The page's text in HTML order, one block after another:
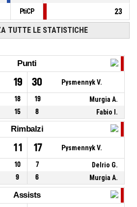
PtiCP 23
TUTTE LE STATISTICHE
Punti
19 30 Pysmennyk V.
18 19
Murgia A.
15 8 Fabio I.
Rimbalzi
11 17 Pysmennyk V.
10 7
Delrio G.
9 6 Murgia A.
Assists